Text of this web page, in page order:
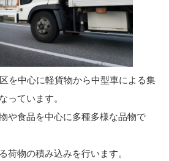
を中心に軽貨物から中型車による集
っています。
や食品を中心に多種多様な品物で
荷物の積み込みを行います。